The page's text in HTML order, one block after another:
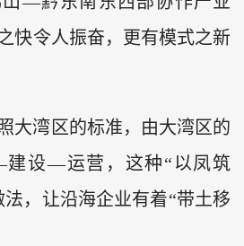
快令人振奋，更有模式之新
大湾区的标准，由大湾区的
设—运营，这种“以凤筑
，让沿海企业有着“带土移